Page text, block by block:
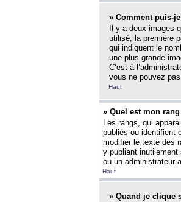
» Comment puis-
Il y a deux images
utilisé, la première
qui indiquent le
une plus grande
C’est à
vous ne pouvez
Haut
» Quel est mon
Les rangs, qui
publiés ou identifient
modifier le texte des
y publiant inutilement
ou un administrateur
Haut
» Quand je clique